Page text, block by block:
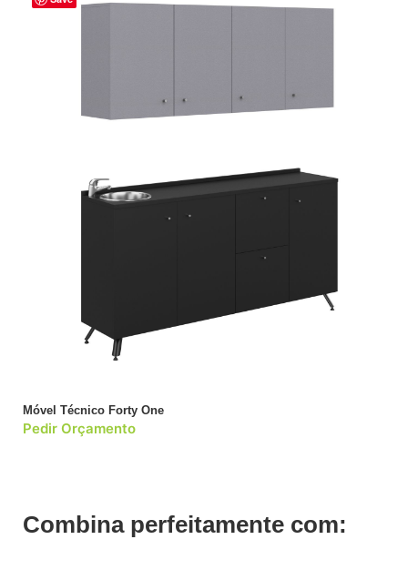
Móvel Técnico Forty One
Pedir Orçamento
Combina perfeitamente com: